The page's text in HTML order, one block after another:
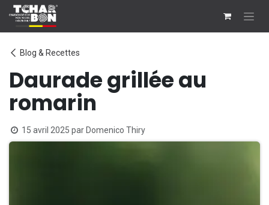
Se rendre au contenu
Blog & Recettes
Daurade grillée au
romarin
15 avril 2025 par Domenico Thiry